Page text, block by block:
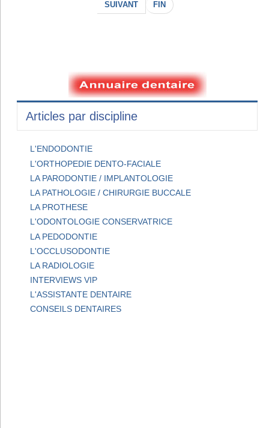
SUIVANT FIN
Articles par discipline
L'ENDODONTIE
L'ORTHOPEDIE DENTO-FACIALE
LA PARODONTIE / IMPLANTOLOGIE
LA PATHOLOGIE / CHIRURGIE BUCCALE
LA PROTHESE
L'ODONTOLOGIE CONSERVATRICE
LA PEDODONTIE
L'OCCLUSODONTIE
LA RADIOLOGIE
INTERVIEWS VIP
L'ASSISTANTE DENTAIRE
CONSEILS DENTAIRES